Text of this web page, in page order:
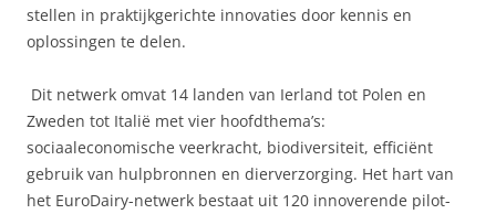
stellen in praktijkgerichte innovaties door kennis en
oplossingen te delen.
Dit netwerk omvat 14 landen van Ierland tot Polen en
Zweden tot Italië met vier hoofdthema’s:
sociaaleconomische veerkracht, biodiversiteit, efficiënt
gebruik van hulpbronnen en dierverzorging. Het hart van
het EuroDairy-netwerk bestaat uit 120 innoverende pilot-